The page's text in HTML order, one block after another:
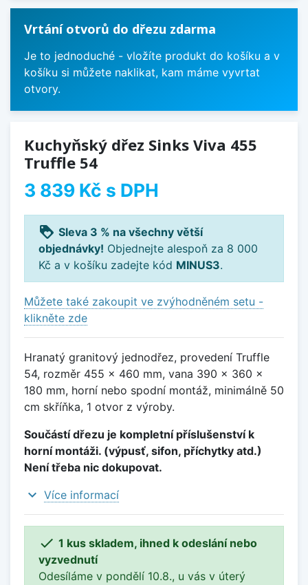
Vrtání otvorů do dřezu zdarma
Je to jednoduché - vložíte produkt do košíku a v
košíku si můžete naklikat, kam máme vyvrtat
otvory.
Kuchyňský dřez Sinks Viva 455
Truffle 54
3 839 Kč s DPH
loyalty Sleva 3 % na všechny větší
objednávky! Objednejte alespoň za 8 000
Kč a v košíku zadejte kód MINUS3.
Můžete také zakoupit ve zvýhodněném setu -
klikněte zde
Hranatý granitový jednodřez, provedení Truffle
54, rozměr 455 x 460 mm, vana 390 x 360 x
180 mm, horní nebo spodní montáž, minimálně 50
cm skříňka, 1 otvor z výroby.
Součástí dřezu je kompletní příslušenství k
horní montáži. (výpusť, sifon, příchytky atd.)
Není třeba nic dokupovat.
expand_more Více informací
 1 kus skladem, ihned k odeslání nebo
vyzvednutí
Odesíláme v pondělí 10.8., u vás v úterý